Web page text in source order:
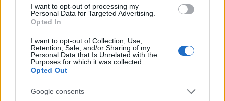
I want to opt-out of processing my
Personal Data for Targeted Advertising.
Opted In
I want to opt-out of Collection, Use,
Retention, Sale, and/or Sharing of my
Personal Data that Is Unrelated with the
Purposes for which it was collected.
Opted Out
Google consents
Meteo Olbia 9 agosto, temperature in calo
Salmo finisce in ospedale a Catania, ma il tour
va avanti: “Sicilia, ci sono”